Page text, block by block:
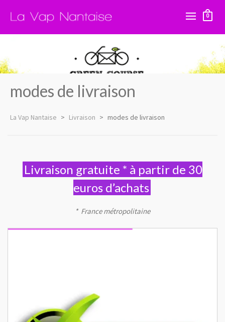
0
modes de livraison
La Vap Nantaise > Livraison > modes de livraison
Livraison gratuite * à partir de 30
euros d’achats
* France métropolitaine